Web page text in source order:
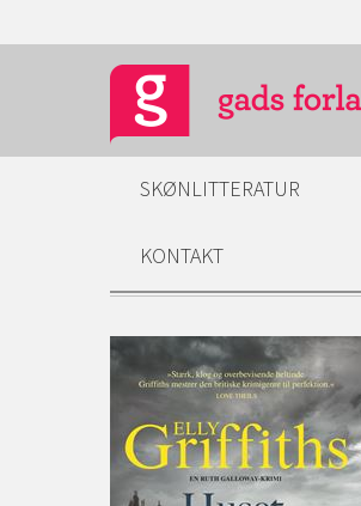
SKØNLITTERATUR
KONTAKT